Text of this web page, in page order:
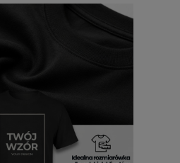
Nadruk wytrzymuje ponad
cenie
lub jako nagroda za najlepszy
gołębiarza to rzecz
gołębniku gwarantowany
u każdego, kto wie, co znaczy
którzy nie wiedzą – to
dowiedzieli.